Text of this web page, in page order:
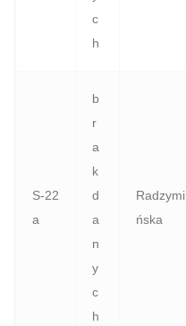
c
h
S‑22
a
b
r
a
k
d
a
n
y
c
h
Radzymi
ńska